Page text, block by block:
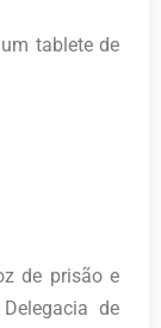
tablete de
de prisão e
de